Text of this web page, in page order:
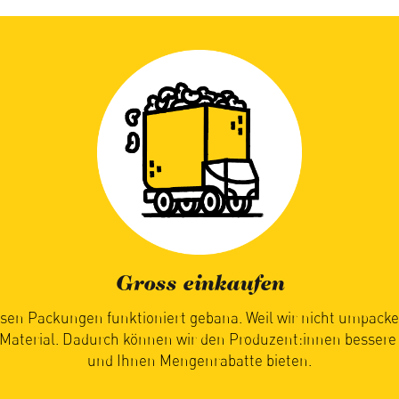
Saisonal geniessen
wann Sie bei uns Ihre saisonalen Lebensmittel
reif und bereit für die Reise zu Ihnen sind. Ihre Geduld
Früchte und Gemüse so einfach am besten schmecken.